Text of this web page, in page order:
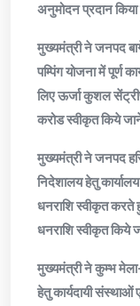
अनुमोदन प्रदान
मुख्यमंत्री ने जनपद
पम्पिंग योजना में पूर्ण
लिए ऊर्जा कुशल
करोड स्वीकृत किये
मुख्यमंत्री ने जनपद
निदेशालय हेतु
धनराशि स्वीकृत
धनराशि स्वीकृत किये
मुख्यमंत्री ने कुम्भ मेला-
हेतु कार्यदायी